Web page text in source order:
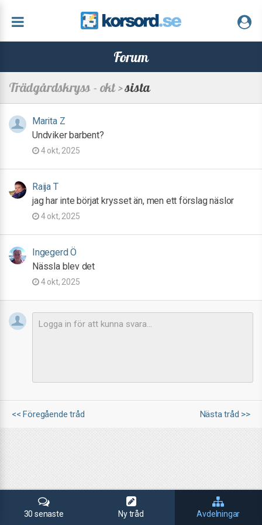
Forum
Trädgårdskryss - okt >sista
Marita Z
Undviker barbent?
4 okt, 2025
Raija T
jag har inte börjat krysset än, men ett förslag näslor
4 okt, 2025
Ingegerd Ö
Nässla blev det
4 okt, 2025
<< Föregående tråd Nästa tråd >>
30 senaste Ny tråd Avdelningar